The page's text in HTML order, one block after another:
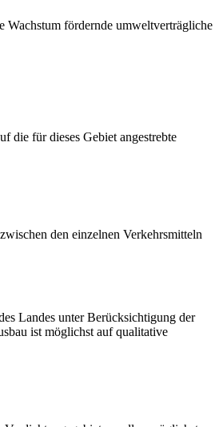
Wachstum fördernde umweltverträgliche
die für dieses Gebiet angestrebte
den einzelnen Verkehrsmitteln
Landes unter Berücksichtigung der
ist möglichst auf qualitative